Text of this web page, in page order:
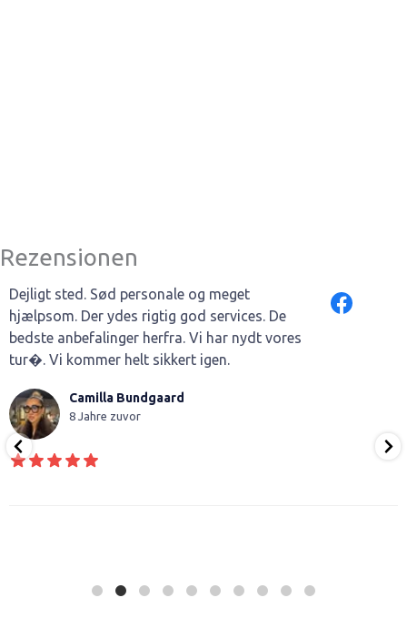
Rezensionen
Dejligt sted. Sød personale og meget
hjælpsom. Der ydes rigtig god services. De
bedste anbefalinger herfra. Vi har nydt vores
tur�. Vi kommer helt sikkert igen.
Camilla Bundgaard
8 Jahre zuvor